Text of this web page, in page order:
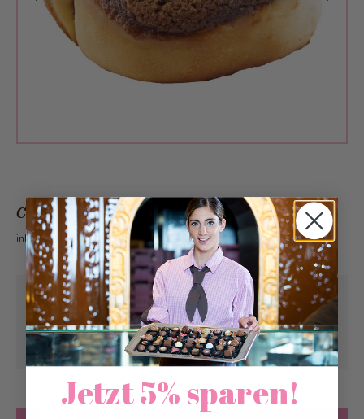
CHF 3.80
inkl. 2.6% MwSt.
Abholung ab Samstag, 08.08.2026
Kann frühstens abSamstag, 08.08.2026
geliefert werden
Jetzt 5% sparen!